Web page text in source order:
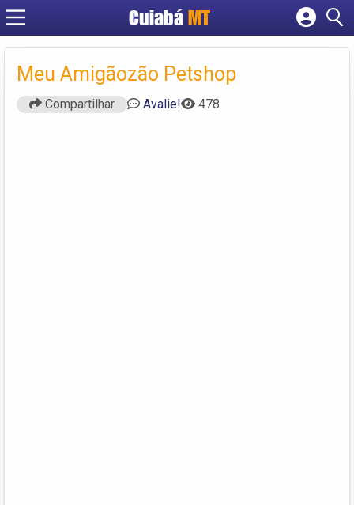
Cuiabá MT
Cadastrar empresa
Criar conta
Meu Amigãozão Petshop
Compartilhar Avalie! 478